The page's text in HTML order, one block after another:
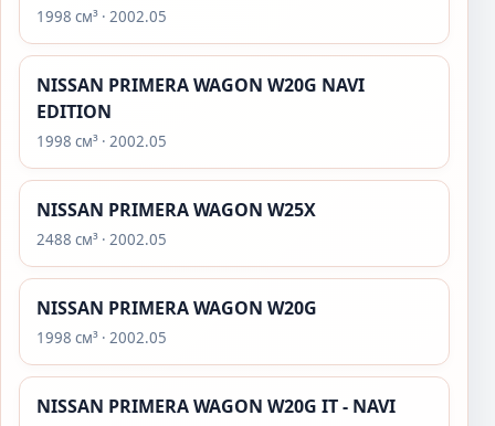
1998 см³ · 2002.05
NISSAN PRIMERA WAGON W20G NAVI
EDITION
1998 см³ · 2002.05
NISSAN PRIMERA WAGON W25X
2488 см³ · 2002.05
NISSAN PRIMERA WAGON W20G
1998 см³ · 2002.05
NISSAN PRIMERA WAGON W20G IT - NAVI